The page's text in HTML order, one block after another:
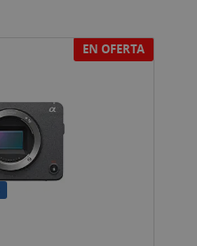
EN OFERTA